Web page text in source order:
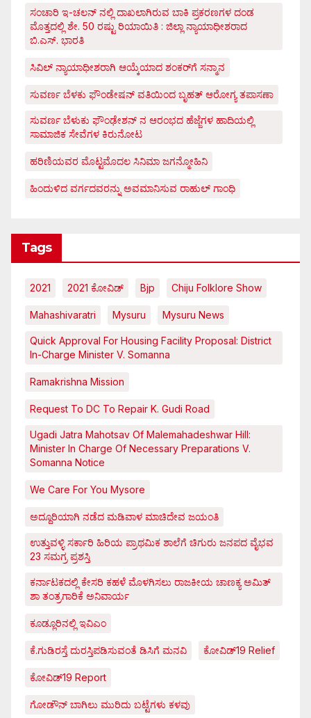
ಸಂಚಾರಿ ಇ-ಚಲನ್ ನಲ್ಲಿ ದಾಖಲಾಗಿರುವ ಬಾಕಿ ಪ್ರಕರಣಗಳ ದಂಡ
ಮೊತ್ತದಲ್ಲಿ ಶೇ. 50 ರಷ್ಟು ರಿಯಾಯಿತಿ : ಜಿಲ್ಲಾ ನ್ಯಾಯಾಧೀಶರಾದ
ಬಿ.ಎಸ್. ಭಾರತಿ
ಸಿವಿಲ್ ನ್ಯಾಯಾಧೀಶರಾಗಿ ಆಯ್ಕೆಯಾದ ಶಂಕರ್‌ಗೆ ಸನ್ಮಾನ
ಸುವರ್ಣ ಬೆಳಕು ಫೌಂಡೇಷನ್ ವತಿಯಿಂದ ಬೃಹತ್ ಆರೋಗ್ಯ ತಪಾಸಣಾ
ಸುವರ್ಣ ಬೆಳುಕು ಫೌಂಢೇಶನ್ ನ ಆರಂಭದ ಹೆಜ್ಜೆಗಳ ಹಾದಿಯಲ್ಲಿ
ಸಾಮಾಜಿಕ ಸೇವೆಗಳ ಕಿರುನೋಟ
ಹರಿಣಿಯವರ ಮೊಟ್ಟಮೊದಲ ಸಿನಿಮಾ ಜಗನ್ಮೋಹಿನಿ
ಹಿಂದುಳಿದ ವರ್ಗದವರನ್ನು ಅವಮಾನಿಸುವ ರಾಹುಲ್ ಗಾಂಧಿ
Tags
2021 2021 ಕೋವಿಡ್‌ Bjp Chiju Folklore Show
Mahashivaratri Mysuru Mysuru News
Quick Approval For Housing Facility Proposal: District
In-Charge Minister V. Somanna
Ramakrishna Mission
Request To DC To Repair K. Gudi Road
Ugadi Jatra Mahotsav Of Malemahadeshwar Hill:
Minister In Charge Of Necessary Preparations V.
Somanna Notice
We Care For You Mysore
ಅದ್ದೂರಿಯಾಗಿ ನಡೆದ ಮಡಿವಾಳ ಮಾಚಿದೇವ ಜಯಂತಿ
ಉತ್ತುವಳ್ಳಿ ಸರ್ಕಾರಿ ಹಿರಿಯ ಪ್ರಾಥಮಿಕ ಶಾಲೆಗೆ ಚಿಗುರು ಜನಪದ ವೈಭವ
23 ಸಮಗ್ರ ಪ್ರಶಸ್ತಿ
ಕರ್ನಾಟಕದಲ್ಲಿ ಕೇಸರಿ ಕಹಳೆ ಮೊಳಗಿಸಲು ರಾಜಕೀಯ ಚಾಣಕ್ಯ ಅಮಿತ್
ಶಾ ತಂತ್ರಗಾರಿಕೆ ಅನಿವಾರ್ಯ
ಕೂಡ್ಲೂರಿನಲ್ಲಿ ಇವಿಎಂ
ಕೆ.ಗುಡಿರಸ್ತೆ ದುರಸ್ತಿಪಡಿಸುವಂತೆ ಡಿಸಿಗೆ ಮನವಿ ಕೋವಿಡ್‌19 Relief
ಕೋವಿಡ್‌19 Report
ಗೋಡೌನ್ ಬಾಗಿಲು ಮುರಿದು ಬಟ್ಟೆಗಳು ಕಳವು